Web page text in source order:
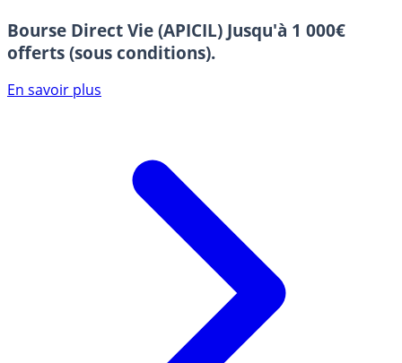
Bourse Direct Vie (APICIL) Jusqu'à 1 000€
offerts (sous conditions).
En savoir plus